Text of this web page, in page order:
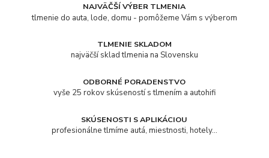
NAJVÄČŠÍ VÝBER TLMENIA
tlmenie do auta, lode, domu - pomôžeme Vám s výberom
TLMENIE SKLADOM
najväčší sklad tlmenia na Slovensku
ODBORNÉ PORADENSTVO
vyše 25 rokov skúseností s tlmením a autohifi
SKÚSENOSTI S APLIKÁCIOU
profesionálne tlmíme autá, miestnosti, hotely...